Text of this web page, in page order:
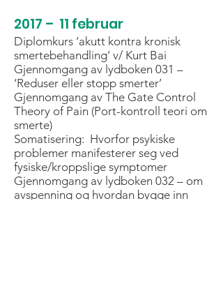
2017 – 11 februar
Diplomkurs ‘akutt kontra kronisk
smertebehandling’ v/ Kurt Bai
Gjennomgang av lydboken 031 –
‘Reduser eller stopp smerter’
Gjennomgang av The Gate Control
Theory of Pain (Port-kontroll teori om
smerte)
Somatisering: Hvorfor psykiske
problemer manifesterer seg ved
fysiske/kroppslige symptomer
Gjennomgang av lydboken 032 – om
avspenning og hvordan bygge inn